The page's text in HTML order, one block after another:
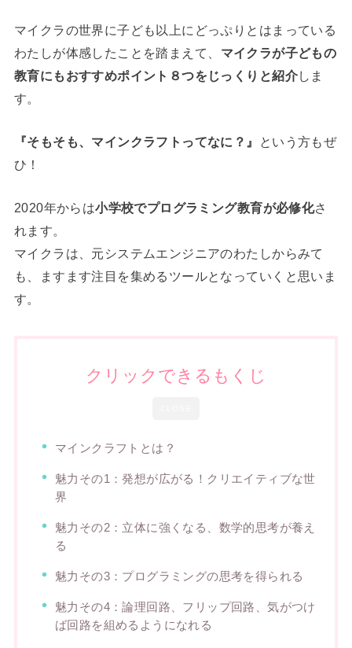
マイクラの世界に子ども以上にどっぷりとはまっている
わたしが体感したことを踏まえて、 マイクラが子どもの
教育にもおすすめポイント８つをじっくりと紹介しま
す。
『そもそも、マインクラフトってなに？』
という方もぜ
ひ！
2020年からは小学校でプログラミング教育が必修化さ
れます。
マイクラは、元システムエンジニアのわたしからみて
も、ますます注目を集めるツールとなっていくと思いま
す。
クリックできるもくじ
マインクラフトとは？
魅力その1：発想が広がる！クリエイティブな世
界
魅力その2：立体に強くなる、数学的思考が養え
る
魅力その3：プログラミングの思考を得られる
魅力その4：論理回路、フリップ回路、気がつけ
ば回路を組めるようになれる